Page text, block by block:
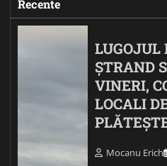
Recente
LUGOJUL
ȘTRAND
VINERI,
LOCALI
Mocanu Erich